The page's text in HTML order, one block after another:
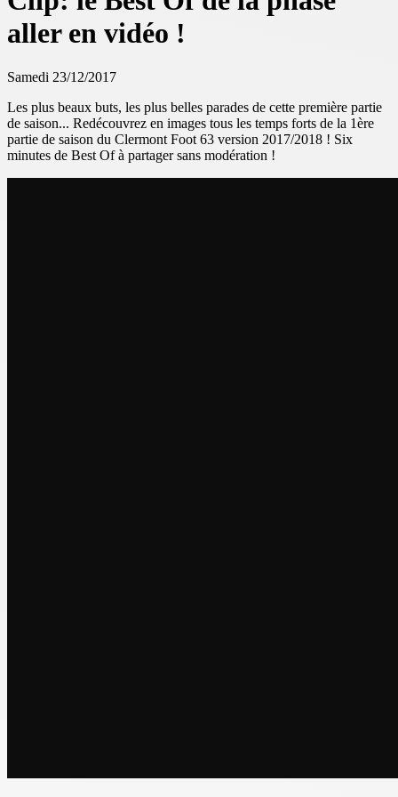
aller en vidéo !
Samedi 23/12/2017
Les plus beaux buts, les plus belles parades de cette première partie
de saison... Redécouvrez en images tous les temps forts de la 1ère
partie de saison du Clermont Foot 63 version 2017/2018 ! Six
minutes de Best Of à partager sans modération !